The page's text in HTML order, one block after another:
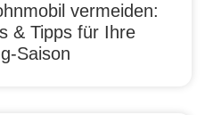
vermeiden:
& Tipps für Ihre
Saison